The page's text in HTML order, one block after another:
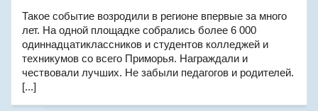
Такое событие возродили в регионе впервые за много
лет. На одной площадке собрались более 6 000
одиннадцатиклассников и студентов колледжей и
техникумов со всего Приморья. Награждали и
чествовали лучших. Не забыли педагогов и родителей.
[...]